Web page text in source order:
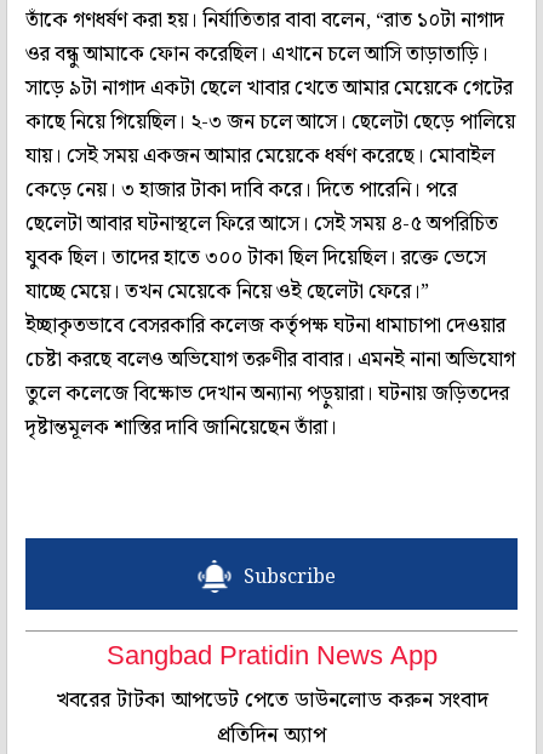
তাঁকে গণধর্ষণ করা হয়। নির্যাতিতার বাবা বলেন, “রাত ১০টা নাগাদ
ওর বন্ধু আমাকে ফোন করেছিল। এখানে চলে আসি তাড়াতাড়ি।
সাড়ে ৯টা নাগাদ একটা ছেলে খাবার খেতে আমার মেয়েকে গেটের
কাছে নিয়ে গিয়েছিল। ২-৩ জন চলে আসে। ছেলেটা ছেড়ে পালিয়ে
যায়। সেই সময় একজন আমার মেয়েকে ধর্ষণ করেছে। মোবাইল
কেড়ে নেয়। ৩ হাজার টাকা দাবি করে। দিতে পারেনি। পরে
ছেলেটা আবার ঘটনাস্থলে ফিরে আসে। সেই সময় ৪-৫ অপরিচিত
যুবক ছিল। তাদের হাতে ৩০০ টাকা ছিল দিয়েছিল। রক্তে ভেসে
যাচ্ছে মেয়ে। তখন মেয়েকে নিয়ে ওই ছেলেটা ফেরে।”
ইচ্ছাকৃতভাবে বেসরকারি কলেজ কর্তৃপক্ষ ঘটনা ধামাচাপা দেওয়ার
চেষ্টা করছে বলেও অভিযোগ তরুণীর বাবার। এমনই নানা অভিযোগ
তুলে কলেজে বিক্ষোভ দেখান অন্যান্য পড়ুয়ারা। ঘটনায় জড়িতদের
দৃষ্টান্তমূলক শাস্তির দাবি জানিয়েছেন তাঁরা।
Subscribe
Sangbad Pratidin News App
খবরের টাটকা আপডেট পেতে ডাউনলোড করুন সংবাদ
প্রতিদিন অ্যাপ